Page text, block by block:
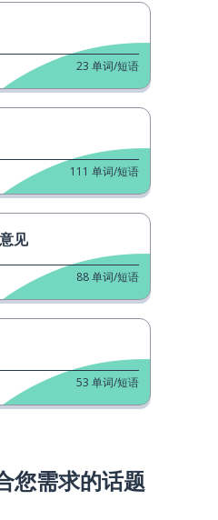
23 单词/短语
111 单词/短语
见
88单词/短语
53 单词/短语
您需求的话题